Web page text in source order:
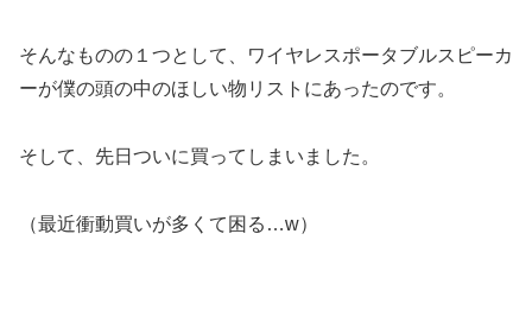
そんなものの１つとして、ワイヤレスポータブルスピーカ
ーが僕の頭の中のほしい物リストにあったのです。
そして、先日ついに買ってしまいました。
（最近衝動買いが多くて困る…w）